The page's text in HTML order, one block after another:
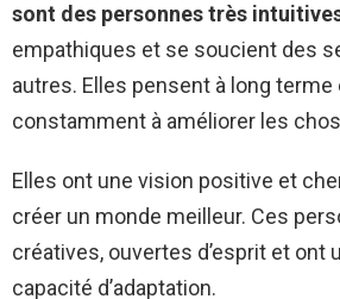
sont des personnes très
empathiques et se soucient des
autres. Elles pensent à long
constamment à améliorer les
Elles ont une vision positive et
créer un monde meilleur. Ces
créatives, ouvertes d’esprit et ont
capacité d’adaptation.